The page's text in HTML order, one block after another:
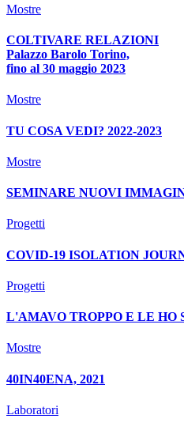
Mostre
COLTIVARE RELAZIONI
Palazzo Barolo Torino,
fino al 30 maggio 2023
Mostre
TU COSA VEDI? 2022-2023
Mostre
SEMINARE NUOVI
Progetti
COVID-19 ISOLATION
Progetti
L'AMAVO TROPPO E LE HO
Mostre
40IN40ENA, 2021
Laboratori